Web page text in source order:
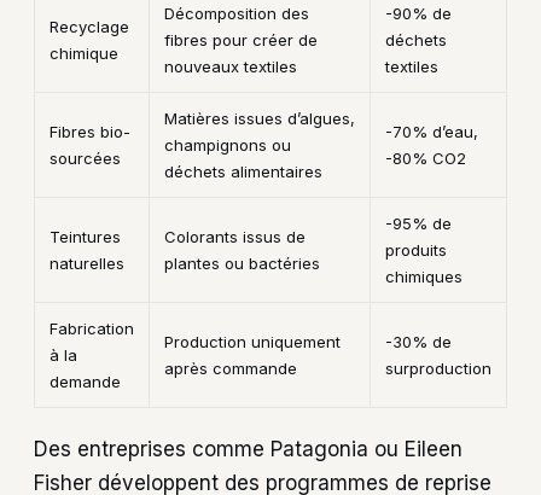
Recyclage
chimique
Décomposition des
fibres pour créer de
nouveaux textiles
-90% de
déchets
textiles
Fibres bio-
sourcées
Matières issues d’algues,
champignons ou
déchets alimentaires
-70% d’eau,
-80% CO2
Teintures
naturelles
Colorants issus de
plantes ou bactéries
-95% de
produits
chimiques
Fabrication
à la
demande
Production uniquement
après commande
-30% de
surproduction
Des entreprises comme Patagonia ou Eileen
Fisher développent des programmes de reprise